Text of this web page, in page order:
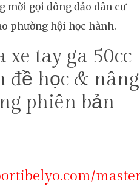
mời gọi đông đảo dân cư
phường hội học hành.
xe tay ga 50cc
đề học & nâng
phiên bản